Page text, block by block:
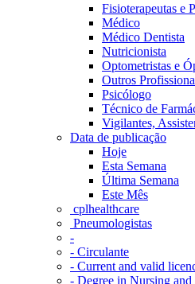
Fisioterapeutas e
Médico
Médico Dentista
Nutricionista
Optometristas e
Outros
Psicólogo
Técnico de
Vigilantes,
Data de publicação
Hoje
Esta Semana
Última Semana
Este Mês
‎ cplhealthcare‬
Pneumologistas
-
- Circulante
- Current and valid
- Degree in Nursing